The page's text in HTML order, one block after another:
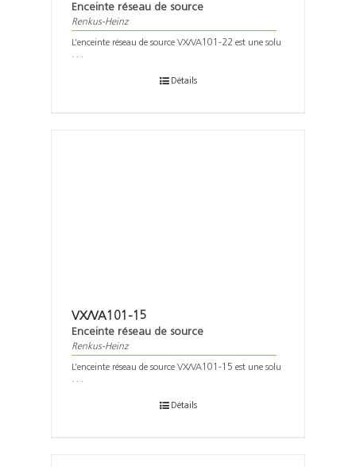
Enceinte réseau de source
Renkus-Heinz
L’enceinte réseau de source VX/VA101-22 est une solu
. . .
Détails
VX/VA101-15
Enceinte réseau de source
Renkus-Heinz
L’enceinte réseau de source VX/VA101-15 est une solu
. . .
Détails